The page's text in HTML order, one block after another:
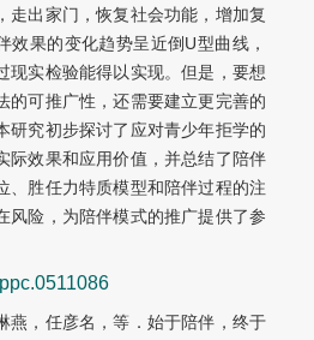
走出家门，恢复社会功能，增加复
效果的变化趋势呈近倒U型曲线，
现实检验能得以实现。但是，要想
的可推广性，还需要建立更完善的
研究初步探讨了应对青少年拒学的
际效果和应用价值，并总结了陪伴
、胜任力特质模型和陪伴过程的注
风险，为陪伴模式的推广提供了参
燕，任彦名，等．始于陪伴，终于